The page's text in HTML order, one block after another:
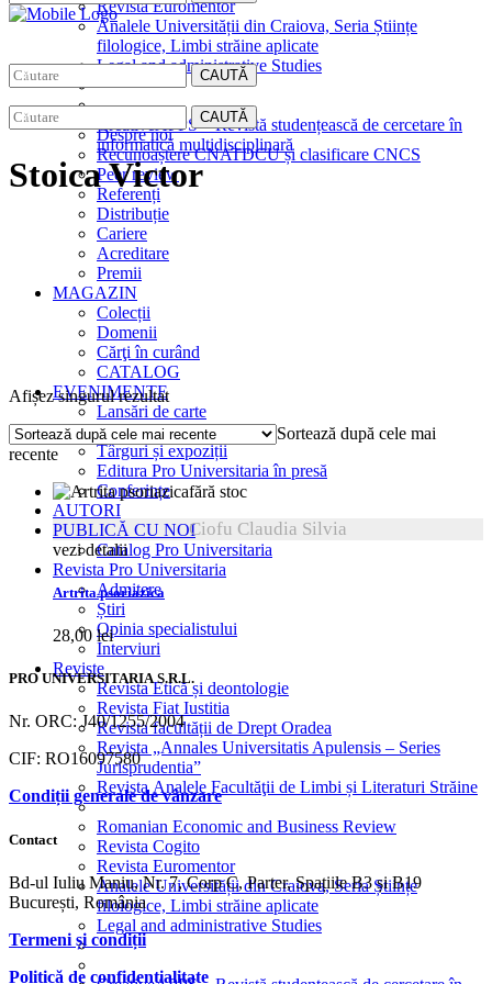
Revista Euromentor
Analele Universității din Craiova, Seria Științe
filologice, Limbi străine aplicate
Legal and administrative Studies
CreativeAPPS – Revistă studențească de cercetare în
informatică multidisciplinară
CAUTĂ
EDITURA
Despre noi
Recunoaștere CNATDCU și clasificare CNCS
Peer review
Referenți
Distribuție
Cariere
Acreditare
Premii
MAGAZIN
Colecții
Domenii
Cărţi în curând
CATALOG
EVENIMENTE
Lansări de carte
Interviuri
Târguri și expoziții
Editura Pro Universitaria în presă
Conferințe
AUTORI
PUBLICĂ CU NOI
Catalog Pro Universitaria
Revista Pro Universitaria
Admitere
Știri
Opinia specialistului
Interviuri
Reviste
Revista Etică și deontologie
Revista Fiat Iustitia
Revista facultății de Drept Oradea
Revista „Annales Universitatis Apulensis – Series
Jurisprudentia”
Revista Analele Facultăţii de Limbi și Literaturi Străine
Romanian Economic and Business Review
Revista Cogito
Revista Euromentor
Analele Universității din Craiova, Seria Științe
filologice, Limbi străine aplicate
Legal and administrative Studies
CAUTĂ
Stoica Victor
Afișez singurul rezultat
Sortează după cele mai
recente
fără stoc
Ciofu Claudia Silvia
vezi detalii
Artrita psoriazica
28,00 lei
PRO UNIVERSITARIA S.R.L.
Nr. ORC: J40/1255/2004
CIF: RO16097580
Condiții generale de vânzare
Contact
Bd-ul Iuliu Maniu, Nr. 7, Corp C, Parter, Spațiile B3 și B19
București, România
Termeni și condiții
Politică de confidențialitate